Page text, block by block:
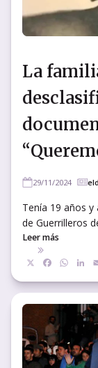
La
29/11/2024
Tenía 19 años
de Guerrilleros
Leer más